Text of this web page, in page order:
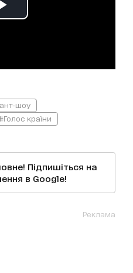
шоу
країни
Підпишіться на
в Google!
Реклама